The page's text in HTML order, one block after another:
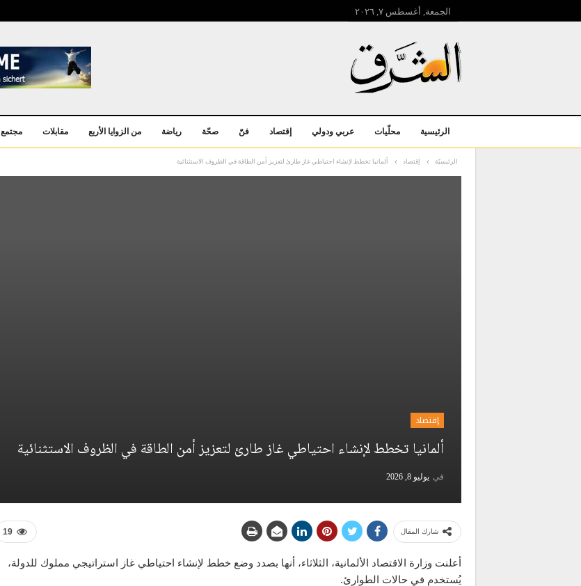
الجمعة, أغسطس ۷, ۲۰۲٦
الرئيسية محلّيات عربي ودولي إقتصاد فنّ صحّة رياضة من الزوايا الأربع مقابلات مجتمع
الرئيسيّة إقتصاد ألمانيا تخطط لإنشاء احتياطي غاز طارئ لتعزيز أمن الطاقة في الظروف الاستثنائية
إقتصاد
ألمانيا تخطط لإنشاء احتياطي غاز طارئ لتعزيز أمن الطاقة في الظروف الاستثنائية
في يوليو 8, 2026
19 شارك المقال
أعلنت وزارة الاقتصاد الألمانية، الثلاثاء، أنها بصدد وضع خطط لإنشاء احتياطي غاز استراتيجي مملوك للدولة،
يُستخدم في حالات الطوارئ.